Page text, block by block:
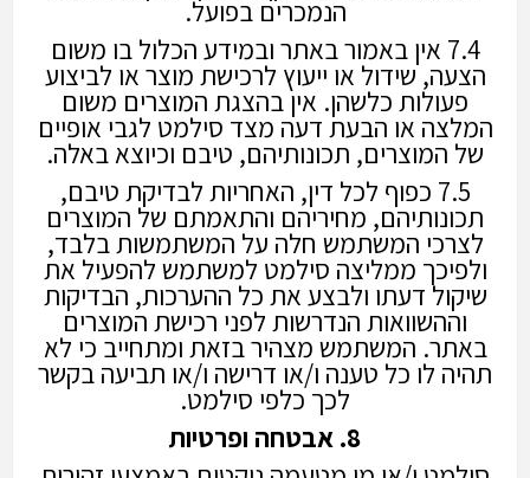
הנמכרים בפועל.
7.4 אין באמור באתר ובמידע הכלול בו משום
הצעה, שידול או ייעוץ לרכישת מוצר או לביצוע
פעולות כלשהן. אין בהצגת המוצרים משום
המלצה או הבעת דעה מצד סילמט לגבי אופיים
של המוצרים, תכונותיהם, טיבם וכיוצא באלה.
7.5 כפוף לכל דין, האחריות לבדיקת טיבם,
תכונותיהם, מחיריהם והתאמתם של המוצרים
לצרכי המשתמש חלה על המשתמשות בלבד,
ולפיכך ממליצה סילמט למשתמש להפעיל את
שיקול דעתו ולבצע את כל ההערכות, הבדיקות
וההשוואות הנדרשות לפני רכישת המוצרים
באתר. המשתמש מצהיר בזאת ומתחייב כי לא
תהיה לו כל טענה ו/או דרישה ו/או תביעה בקשר
לכך כלפי סילמט.
8. אבטחה ופרטיות